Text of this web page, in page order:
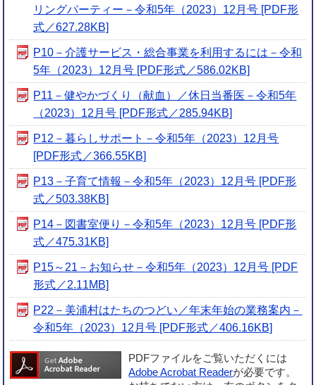
リングパーティー－令和5年（2023）12月号 [PDF形
式／627.28KB]
P10－介護サービス・総合事業を利用するには－令和
5年（2023）12月号 [PDF形式／586.02KB]
P11－健やかづくり（献血）／休日当番医－令和5年
（2023）12月号 [PDF形式／285.94KB]
P12－暮らしサポート－令和5年（2023）12月号
[PDF形式／366.55KB]
P13－子育て情報－令和5年（2023）12月号 [PDF形
式／503.38KB]
P14－図書室便り－令和5年（2023）12月号 [PDF形
式／475.31KB]
P15～21－お知らせ－令和5年（2023）12月号 [PDF
形式／2.11MB]
P22－美浦村はたちのつどい／年末年始の業務案内－
令和5年（2023）12月号 [PDF形式／406.16KB]
PDFファイルをご覧いただくには
Adobe Acrobat Readerが必要です。